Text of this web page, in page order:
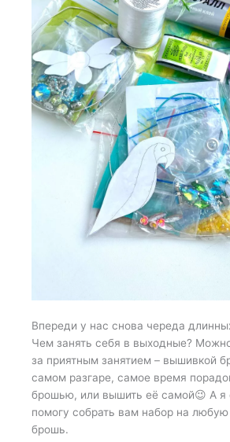
Впереди у нас снова череда
Чем занять себя в выходные?
за приятным занятием – вышивкой
самом разгаре, самое время
брошью, или вышить её самой😉 А я
помогу собрать вам набор на
брошь.